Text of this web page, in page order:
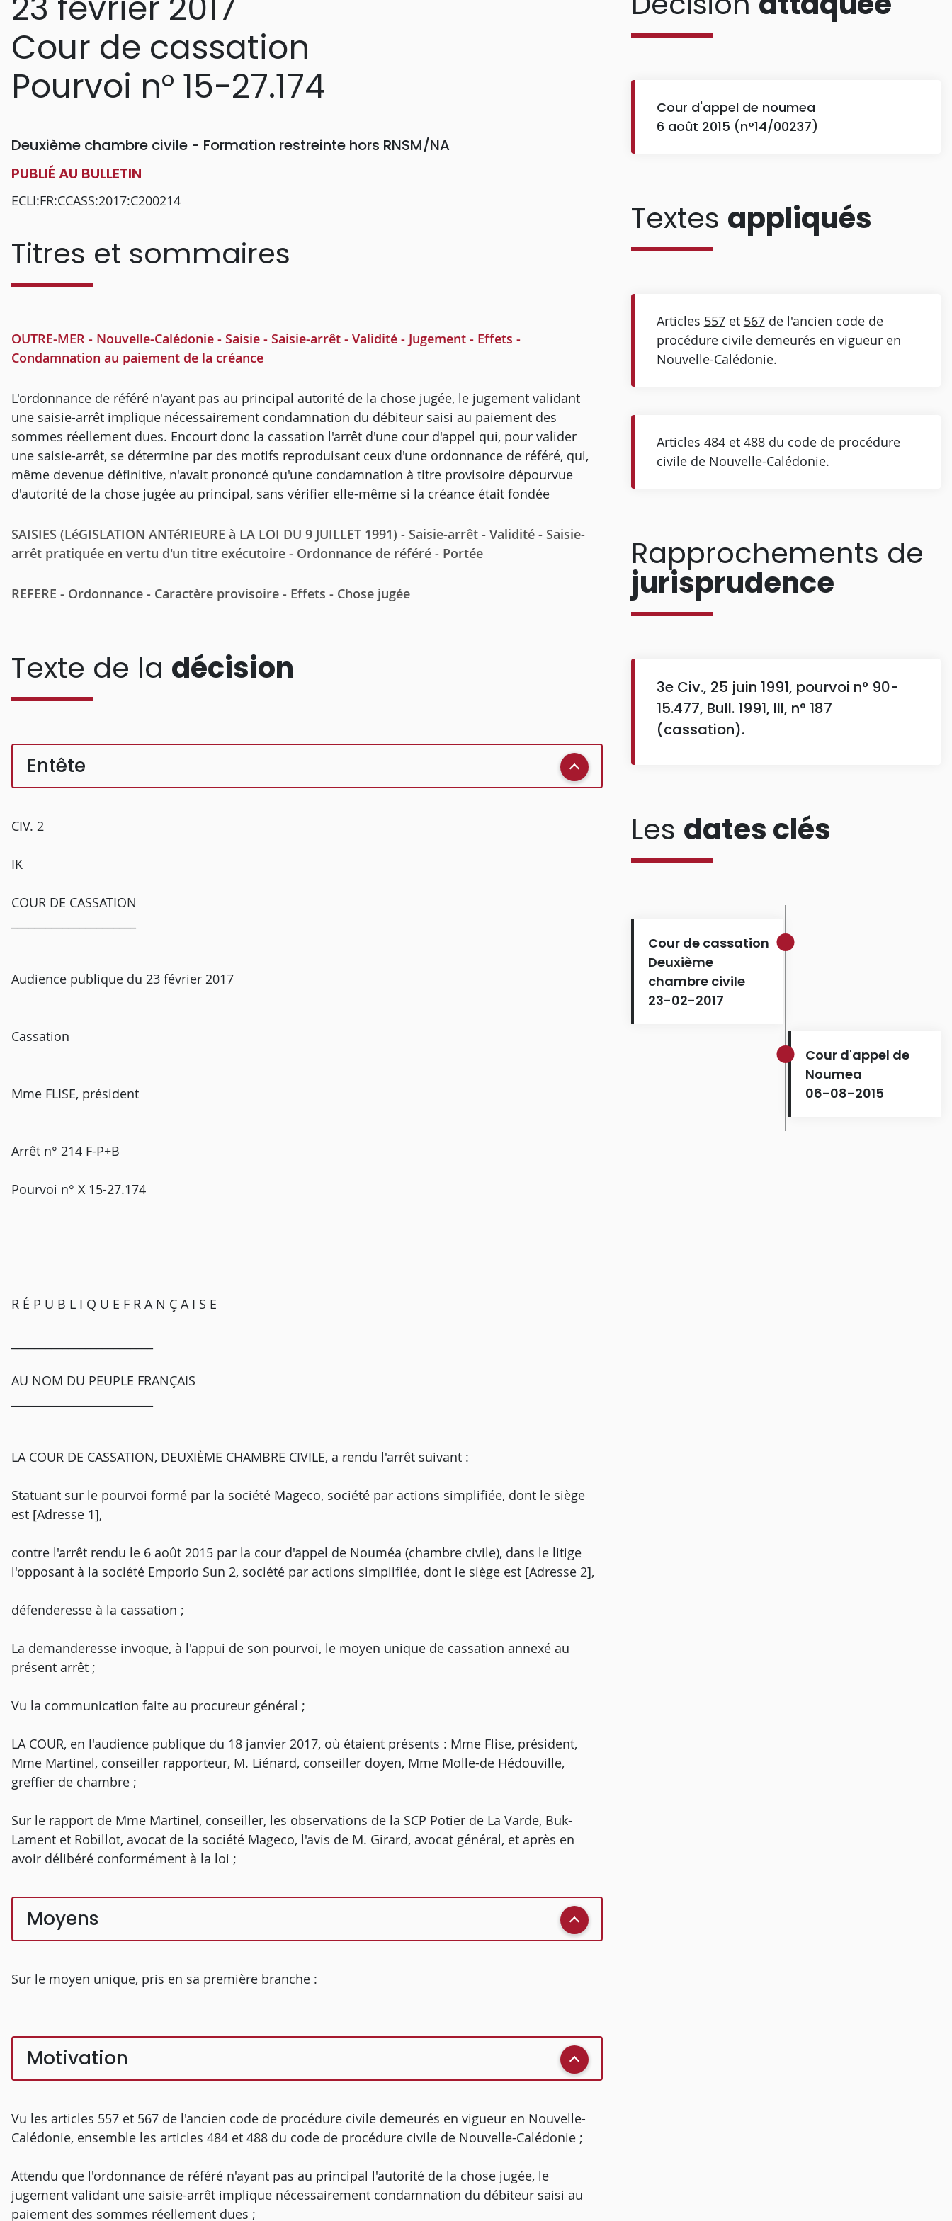
Cour de cassation
Pourvoi n° 15-27.174
Deuxième chambre civile - Formation restreinte hors RNSM/NA
PUBLIÉ AU BULLETIN
ECLI:FR:CCASS:2017:C200214
Titres et sommaires
OUTRE-MER - Nouvelle-Calédonie - Saisie - Saisie-arrêt - Validité - Jugement - Effets -
Condamnation au paiement de la créance
L'ordonnance de référé n'ayant pas au principal autorité de la chose jugée, le jugement validant
une saisie-arrêt implique nécessairement condamnation du débiteur saisi au paiement des
sommes réellement dues. Encourt donc la cassation l'arrêt d'une cour d'appel qui, pour valider
une saisie-arrêt, se détermine par des motifs reproduisant ceux d'une ordonnance de référé, qui,
même devenue définitive, n'avait prononcé qu'une condamnation à titre provisoire dépourvue
d'autorité de la chose jugée au principal, sans vérifier elle-même si la créance était fondée
SAISIES (LéGISLATION ANTéRIEURE à LA LOI DU 9 JUILLET 1991) - Saisie-arrêt - Validité - Saisie-
arrêt pratiquée en vertu d'un titre exécutoire - Ordonnance de référé - Portée
REFERE - Ordonnance - Caractère provisoire - Effets - Chose jugée
Texte de la décision
Entête
CIV. 2
IK
COUR DE CASSATION
Audience publique du 23 février 2017
Cassation
Mme FLISE, président
Arrêt n° 214 F-P+B
Pourvoi n° X 15-27.174
R É P U B L I Q U E F R A N Ç A I S E
AU NOM DU PEUPLE FRANÇAIS
LA COUR DE CASSATION, DEUXIÈME CHAMBRE CIVILE, a rendu l'arrêt suivant :
Statuant sur le pourvoi formé par la société Mageco, société par actions simplifiée, dont le siège
est [Adresse 1],
contre l'arrêt rendu le 6 août 2015 par la cour d'appel de Nouméa (chambre civile), dans le litige
l'opposant à la société Emporio Sun 2, société par actions simplifiée, dont le siège est [Adresse 2],
défenderesse à la cassation ;
La demanderesse invoque, à l'appui de son pourvoi, le moyen unique de cassation annexé au
présent arrêt ;
Vu la communication faite au procureur général ;
LA COUR, en l'audience publique du 18 janvier 2017, où étaient présents : Mme Flise, président,
Mme Martinel, conseiller rapporteur, M. Liénard, conseiller doyen, Mme Molle-de Hédouville,
greffier de chambre ;
Sur le rapport de Mme Martinel, conseiller, les observations de la SCP Potier de La Varde, Buk-
Lament et Robillot, avocat de la société Mageco, l'avis de M. Girard, avocat général, et après en
avoir délibéré conformément à la loi ;
Moyens
Sur le moyen unique, pris en sa première branche :
Motivation
Vu les articles 557 et 567 de l'ancien code de procédure civile demeurés en vigueur en Nouvelle-
Calédonie, ensemble les articles 484 et 488 du code de procédure civile de Nouvelle-Calédonie ;
Attendu que l'ordonnance de référé n'ayant pas au principal l'autorité de la chose jugée, le
jugement validant une saisie-arrêt implique nécessairement condamnation du débiteur saisi au
paiement des sommes réellement dues ;
Cour d'appel de noumea
6 août 2015 (n°14/00237)
Textes appliqués
Articles 557et 567de l'ancien code de
procédure civile demeurés en vigueur en
Nouvelle-Calédonie.
Articles 484et 488du code de procédure
civile de Nouvelle-Calédonie.
Rapprochements de
jurisprudence
3e Civ., 25 juin 1991, pourvoi n° 90-
15.477, Bull. 1991, III, n° 187
(cassation).
Les dates clés
Cour de cassation
Deuxième
chambre civile
23-02-2017
Cour d'appel de
Noumea
06-08-2015